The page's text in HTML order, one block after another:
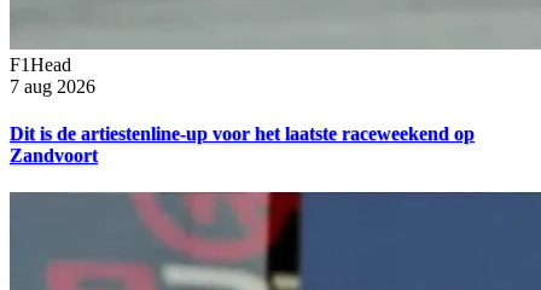
F1Head
7 aug 2026
Dit is de artiestenline-up voor het laatste raceweekend op
Zandvoort